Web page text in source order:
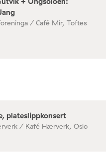
/ Café Mir, Toftes
plateslippkonsert
/ Kafé Hærverk, Oslo